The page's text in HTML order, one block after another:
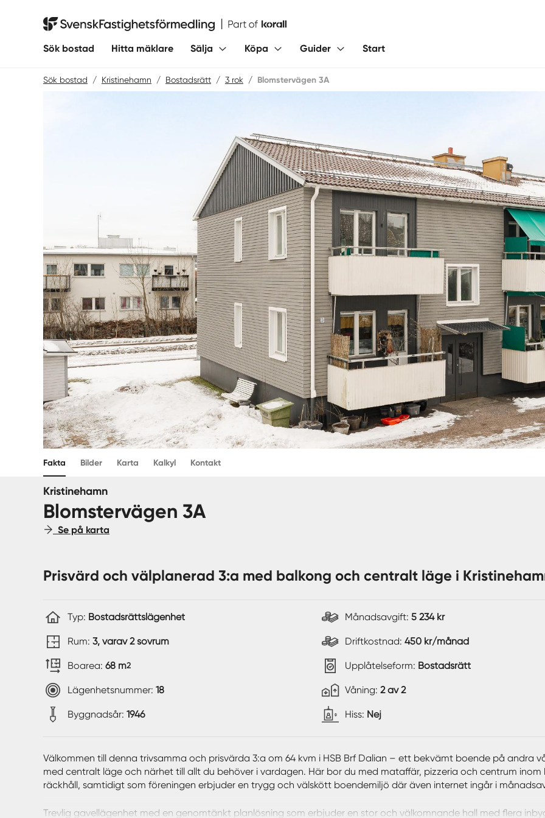
Svensk Fastighetsförmedling
Sök bostad Hitta mäklare Sälja Köpa Guider Start
Sök bostad / Kristinehamn / Bostadsrätt / 3 rok / Blomstervägen 3A
Fakta Bilder Karta Kalkyl Kontakt
Kristinehamn
Blomstervägen 3A
Se på karta
Prisvärd och välplanerad 3:a med balkong och centralt läge i
Typ: Bostadsrättslägenhet
Rum: 3, varav 2 sovrum
Boarea: 68 m2
Lägenhetsnummer: 18
Byggnadsår: 1946
Månadsavgift: 5 234 kr
Driftkostnad: 450 kr/månad
Upplåtelseform: Bostadsrätt
Våning: 2 av 2
Hiss: Nej
Välkommen till denna trivsamma och prisvärda 3:a om 64 kvm i HSB Brf Dalian – ett bekvämt boende på andra
med centralt läge och närhet till allt du behöver i vardagen. Här bor du med mataffär, pizzeria och centrum
räckhåll, samtidigt som föreningen erbjuder en trygg och välskött boendemiljö där även internet ingår i
Trevlig gavellägenhet med en genomtänkt planlösning som erbjuder en stor och välkomnande hall med flera